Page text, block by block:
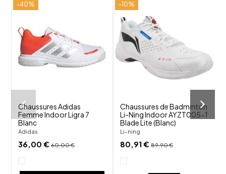
-40%
visibility
Chaussures Adidas
Femme Indoor Ligra 7
Blanc
Adidas
36,00 € 60,00 €
-10%
visibility
Chaussures de Badminton
Li-Ning Indoor AYZT005-1
Blade Lite (Blanc)
Li-ning
80,91 €89,90 €